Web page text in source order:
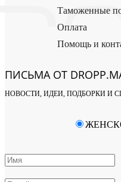
Таможенные
Оплата
Помощь и
ПИСЬМА ОТ
НОВОСТИ, ИДЕИ, ПОДБОРКИ И